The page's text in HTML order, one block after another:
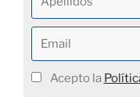
Acepto la